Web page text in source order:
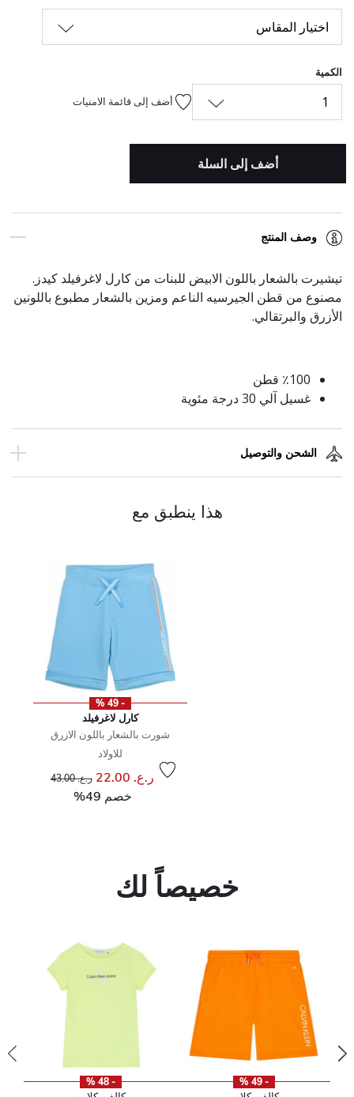
اختيار المقاس
الكمية
1 أضف إلى قائمة الامنيات
أضف إلى السلة
وصف المنتج
تيشيرت بالشعار باللون الابيض للبنات من كارل لاغرفيلد كيدز.
مصنوع من قطن الجيرسيه الناعم ومزين بالشعار مطبوع باللونين
الأزرق والبرتقالي.
٪100 قطن
غسيل آلي 30 درجة مئوية
الشحن والتوصيل
هذا ينطبق مع
- 49 %
كارل لاغرفيلد
شورت بالشعار باللون الازرق
للاولاد
ر.ع. 22.00 سعر مخفض من
ر.ع. 43.00
خصم 49%
خصيصاً لك
- 49 %
- 48 %